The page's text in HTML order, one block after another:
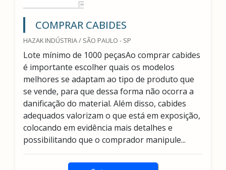
COMPRAR CABIDES
HAZAK INDÚSTRIA / SÃO PAULO - SP
Lote mínimo de 1000 peçasAo comprar cabides
é importante escolher quais os modelos
melhores se adaptam ao tipo de produto que
se vende, para que dessa forma não ocorra a
danificação do material. Além disso, cabides
adequados valorizam o que está em exposição,
colocando em evidência mais detalhes e
possibilitando que o comprador manipule...